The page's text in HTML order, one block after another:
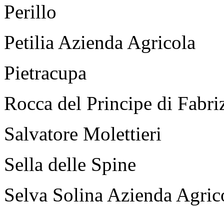
Perillo
Petilia Azienda Agricola
Pietracupa
Rocca del Principe di
Salvatore Molettieri
Sella delle Spine
Selva Solina Azienda